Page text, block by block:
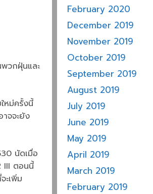
วกฝุ่นและ
หม่ครั้งนี้
จจะยัง
นัดเมื่อ
III ตอนนี้
ะเพิ่ม
February 2020
December 2019
November 2019
October 2019
September 2019
August 2019
July 2019
June 2019
May 2019
April 2019
March 2019
February 2019